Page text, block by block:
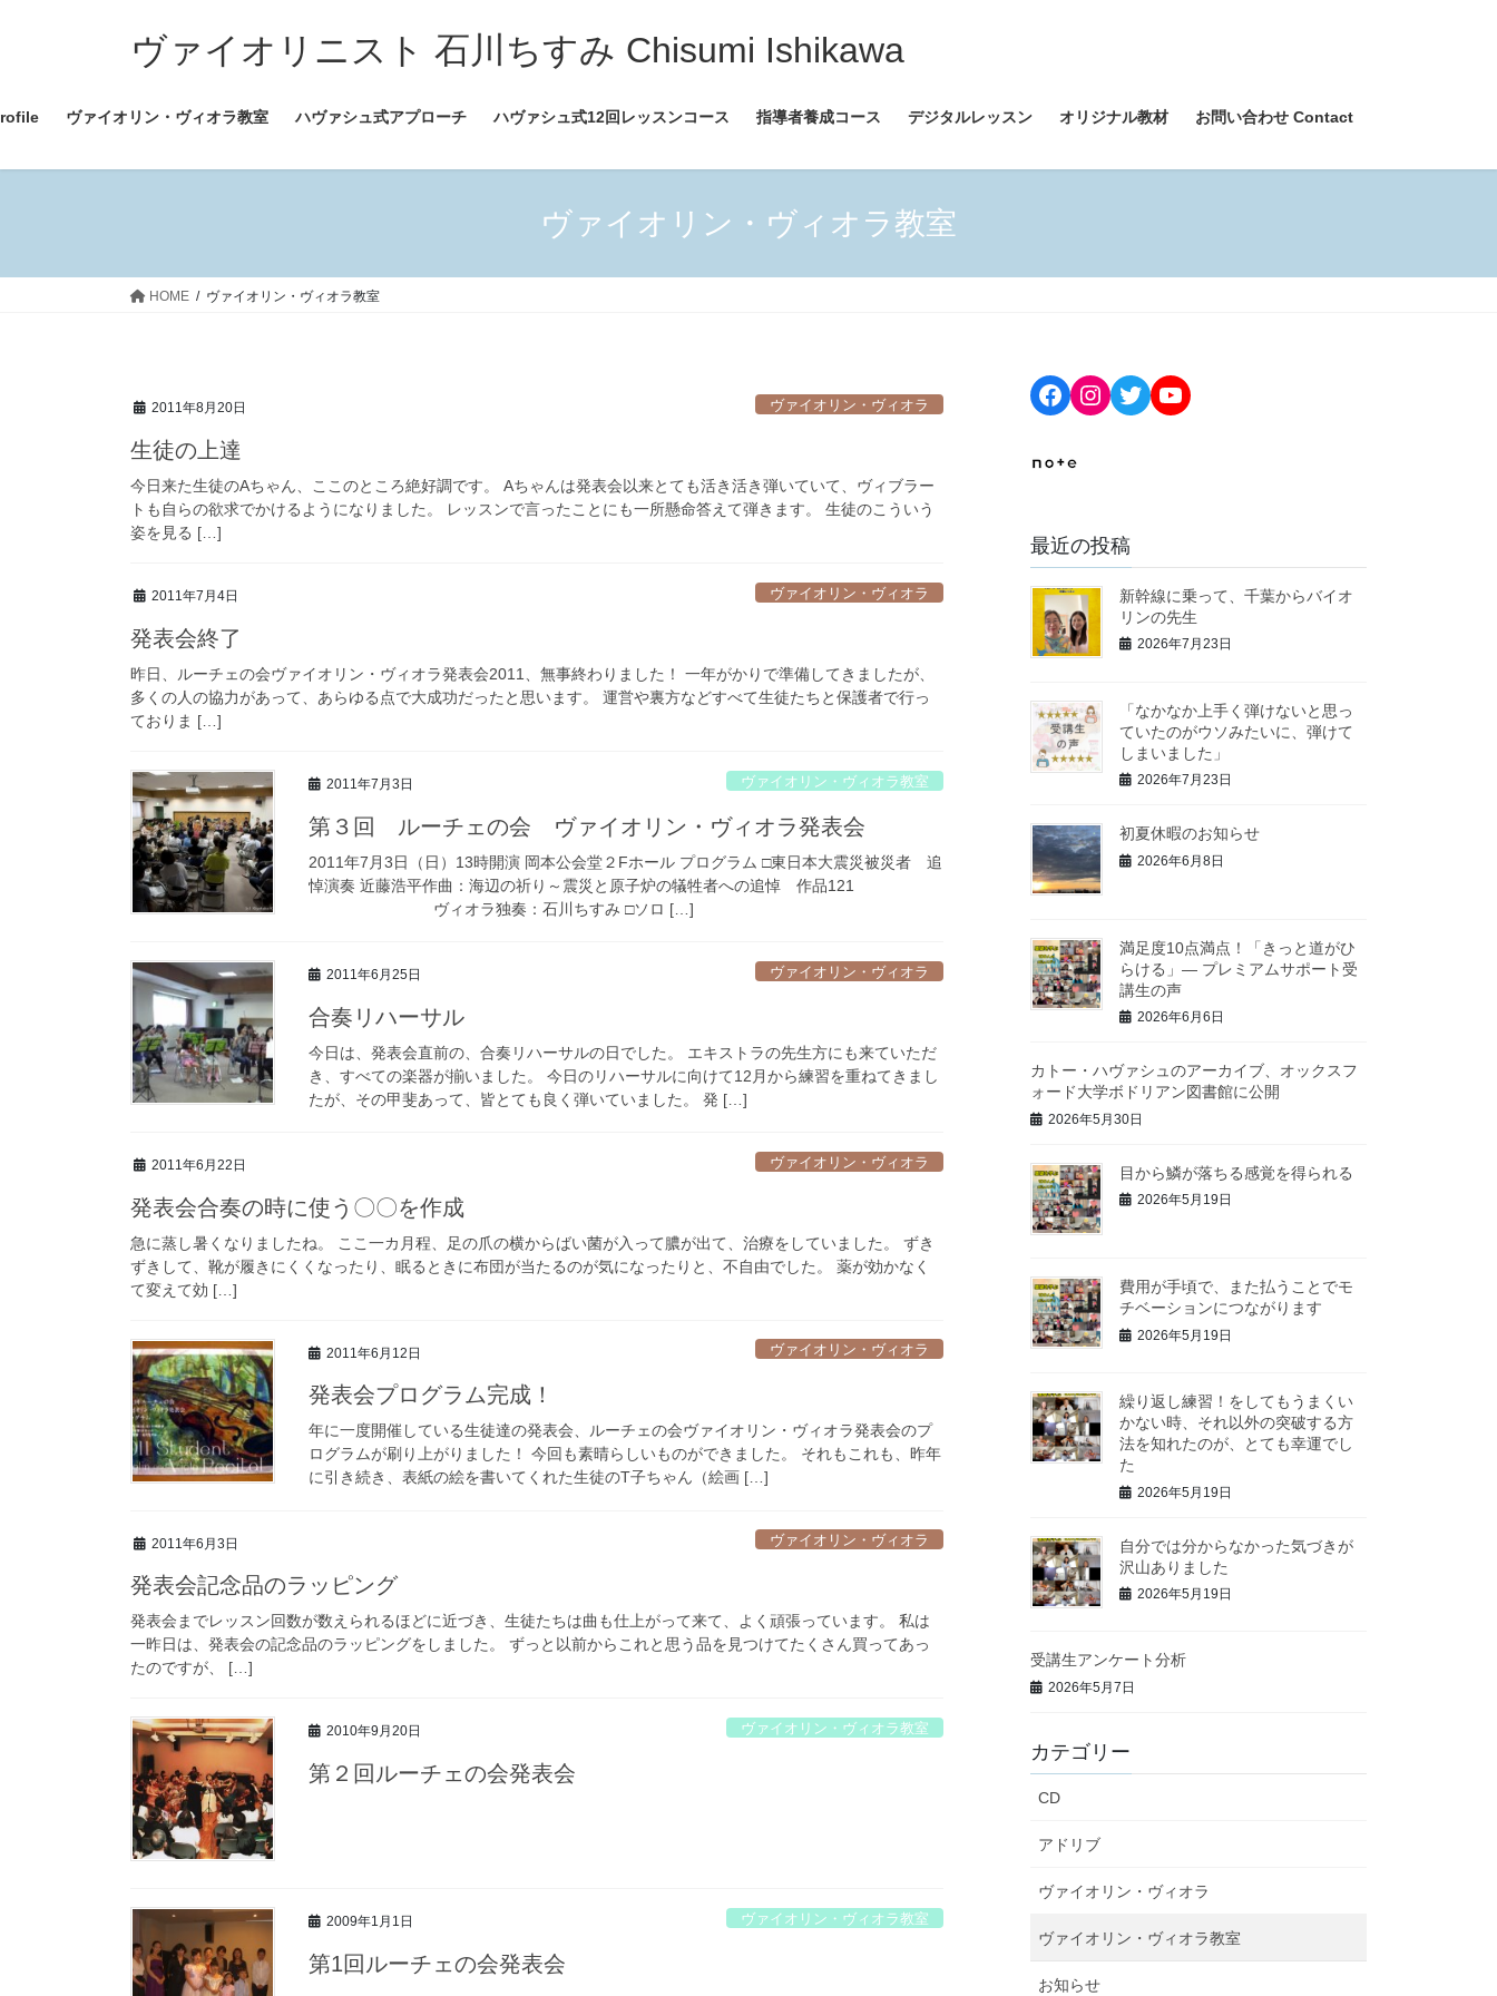
ツ
ス
シ
ン
ヴァイオリニスト 石川ちすみ Chisumi Ishikawa
ヴァイオリン・ヴィオラ教室 ハヴァシュ式アプローチ ハヴァシュ式12回レッスンコース 指導者養成コース デジタルレッスン オリジナル教材 お問い合わせ Contact
ヴァイオリン・ヴィオラ教室
HOME ヴァイオリン・ヴィオラ教室
2011年8月20日 ヴァイオリン・ヴィオラ
生徒の上達
今日来た生徒のAちゃん、ここのところ絶好調です。 Aちゃんは発表会以来とても活き活き弾いていて、ヴィブラー
トも自らの欲求でかけるようになりました。 レッスンで言ったことにも一所懸命答えて弾きます。 生徒のこういう
姿を見る […]
2011年7月4日 ヴァイオリン・ヴィオラ
発表会終了
昨日、ルーチェの会ヴァイオリン・ヴィオラ発表会2011、無事終わりました！ 一年がかりで準備してきましたが、
多くの人の協力があって、あらゆる点で大成功だったと思います。 運営や裏方などすべて生徒たちと保護者で行っ
ておりま […]
2011年7月3日 ヴァイオリン・ヴィオラ教室
第３回 ルーチェの会 ヴァイオリン・ヴィオラ発表会
2011年7月3日（日）13時開演 岡本公会堂２Fホール プログラム □東日本大震災被災者 追
悼演奏 近藤浩平作曲：海辺の祈り～震災と原子炉の犠牲者への追悼 作品121
ヴィオラ独奏：石川ちすみ □ソロ […]
2011年6月25日 ヴァイオリン・ヴィオラ
合奏リハーサル
今日は、発表会直前の、合奏リハーサルの日でした。 エキストラの先生方にも来ていただ
き、すべての楽器が揃いました。 今日のリハーサルに向けて12月から練習を重ねてきまし
たが、その甲斐あって、皆とても良く弾いていました。 発 […]
2011年6月22日 ヴァイオリン・ヴィオラ
発表会合奏の時に使う〇〇を作成
急に蒸し暑くなりましたね。 ここ一カ月程、足の爪の横からばい菌が入って膿が出て、治療をしていました。 ずき
ずきして、靴が履きにくくなったり、眠るときに布団が当たるのが気になったりと、不自由でした。 薬が効かなく
て変えて効 […]
2011年6月12日 ヴァイオリン・ヴィオラ
発表会プログラム完成！
年に一度開催している生徒達の発表会、ルーチェの会ヴァイオリン・ヴィオラ発表会のプ
ログラムが刷り上がりました！ 今回も素晴らしいものができました。 それもこれも、昨年
に引き続き、表紙の絵を書いてくれた生徒のT子ちゃん（絵画 […]
2011年6月3日 ヴァイオリン・ヴィオラ
発表会記念品のラッピング
発表会までレッスン回数が数えられるほどに近づき、生徒たちは曲も仕上がって来て、よく頑張っています。 私は
一昨日は、発表会の記念品のラッピングをしました。 ずっと以前からこれと思う品を見つけてたくさん買ってあっ
たのですが、 […]
2010年9月20日 ヴァイオリン・ヴィオラ教室
第２回ルーチェの会発表会
2009年1月1日 ヴァイオリン・ヴィオラ教室
第1回ルーチェの会発表会
Facebook
Instagram
TwitterYouTube
最近の投稿
新幹線に乗って、千葉からバイオ
リンの先生
2026年7月23日
「なかなか上手く弾けないと思っ
ていたのがウソみたいに、弾けて
しまいました」
2026年7月23日
初夏休暇のお知らせ
2026年6月8日
満足度10点満点！「きっと道がひ
らける」— プレミアムサポート受
講生の声
2026年6月6日
カトー・ハヴァシュのアーカイブ、オックスフ
ォード大学ボドリアン図書館に公開
2026年5月30日
目から鱗が落ちる感覚を得られる
2026年5月19日
費用が手頃で、また払うことでモ
チベーションにつながります
2026年5月19日
繰り返し練習！をしてもうまくい
かない時、それ以外の突破する方
法を知れたのが、とても幸運でし
た
2026年5月19日
自分では分からなかった気づきが
沢山ありました
2026年5月19日
受講生アンケート分析
2026年5月7日
カテゴリー
CD
アドリブ
ヴァイオリン・ヴィオラ
ヴァイオリン・ヴィオラ教室
お知らせ